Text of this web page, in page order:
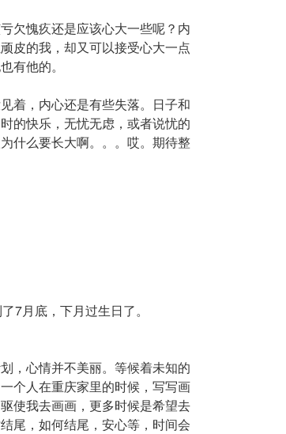
欠愧疚还是应该心大一些呢？内
皮的我，却又可以接受心大一点
有他的。
着，内心还是有些失落。日子和
的快乐，无忧无虑，或者说忧的
什么要长大啊。。。哎。期待整
7月底，下月过生日了。
，心情并不美丽。等候着未知的
个人在重庆家里的时候，写写画
使我去画画，更多时候是希望去
尾，如何结尾，安心等，时间会